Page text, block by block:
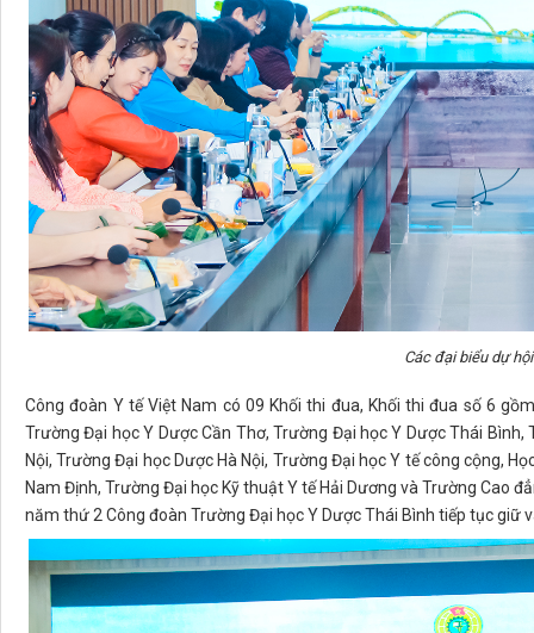
Các đại biểu dự
Công đoàn Y tế Việt Nam có 09 Khối thi đua, Khối thi đua số 6
Trường Đại học Y Dược Cần Thơ, Trường Đại học Y Dược Thái
Nội, Trường Đại học Dược Hà Nội, Trường Đại học Y tế công cộng,
Nam Định, Trường Đại học Kỹ thuật Y tế Hải Dương và Trường Cao
năm thứ 2 Công đoàn Trường Đại học Y Dược Thái Bình tiếp tục giữ